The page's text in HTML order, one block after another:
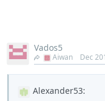
Vados5
Aiwan Dec
Alexander53: